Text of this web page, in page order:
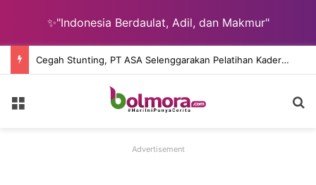
✨"Indonesia Berdaulat, Adil, dan Makmur"
Cegah Stunting, PT ASA Selenggarakan Pelatihan Kader Posyandu Desa Lingkar Tambang
Menu
Advertisement